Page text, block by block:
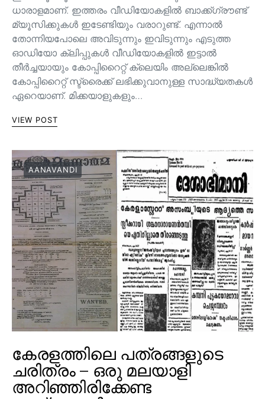
ധാരാളമാണ്. ഇത്തരം വീഡിയോകളിൽ ബാക്ക്ഗ്രൗണ്ട്
മ്യൂസിക്കുകൾ ഇടേണ്ടിയും വരാറുണ്ട്. എന്നാൽ
തോന്നിയപോലെ അവിടുന്നും ഇവിടുന്നും എടുത്ത
ഓഡിയോ ക്ലിപ്പുകൾ വീഡിയോകളിൽ ഇട്ടാൽ
തീർച്ചയായും കോപ്പിറൈറ്റ് ക്ലെയിം അല്ലെങ്കിൽ
കോപ്പിറൈറ്റ് സ്ട്രൈക്ക് ലഭിക്കുവാനുള്ള സാദ്ധ്യതകൾ
ഏറെയാണ്. മിക്കയാളുകളും…
VIEW POST
AANAVANDI
കേരളത്തിലെ പത്രങ്ങളുടെ
ചരിത്രം – ഒരു മലയാളി
അറിഞ്ഞിരിക്കേണ്ട